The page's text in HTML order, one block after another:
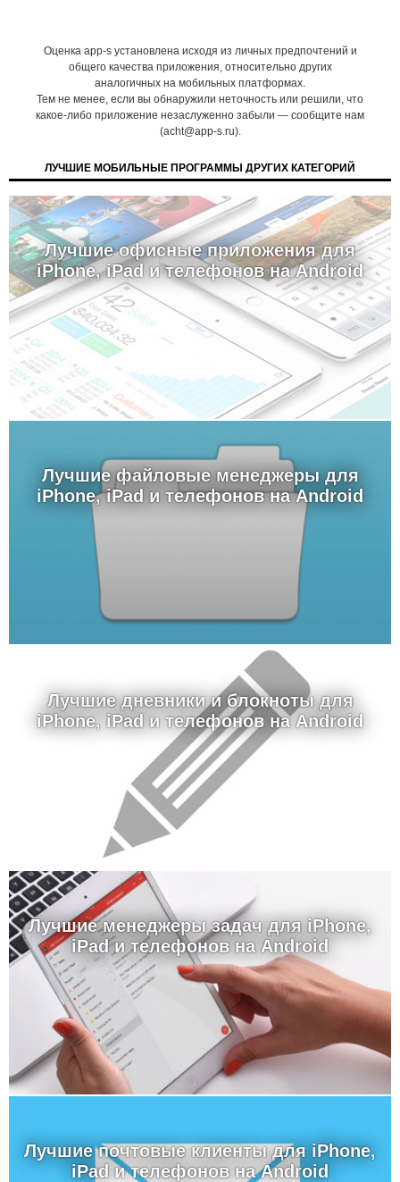
Оценка app-s установлена исходя из личных предпочтений и
общего качества приложения, относительно других
аналогичных на мобильных платформах.
Тем не менее, если вы обнаружили неточность или решили, что
какое-либо приложение незаслуженно забыли — сообщите нам
(acht@app-s.ru).
ЛУЧШИЕ МОБИЛЬНЫЕ ПРОГРАММЫ ДРУГИХ КАТЕГОРИЙ
Лучшие офисные приложения для
iPhone, iPad и телефонов на Android
Лучшие файловые менеджеры для
iPhone, iPad и телефонов на Android
Лучшие дневники и блокноты для
iPhone, iPad и телефонов на Android
Лучшие менеджеры задач для iPhone,
iPad и телефонов на Android
Лучшие почтовые клиенты для iPhone,
iPad и телефонов на Android